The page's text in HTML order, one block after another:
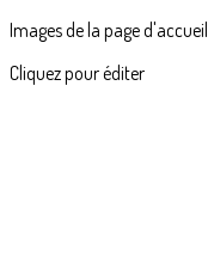
Images de la page d'accueil
Cliquez pour éditer